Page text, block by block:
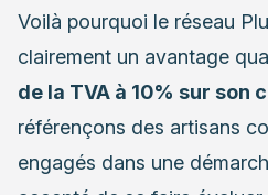
Voilà pourquoi le réseau
clairement un avantage
de la TVA à 10% sur son
référençons des artisans
engagés dans une